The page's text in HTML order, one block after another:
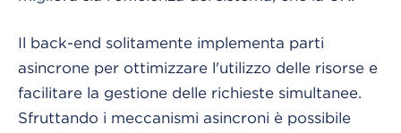
Il back-end solitamente implementa parti
asincrone per ottimizzare l'utilizzo delle risorse e
facilitare la gestione delle richieste simultanee.
Sfruttando i meccanismi asincroni è possibile